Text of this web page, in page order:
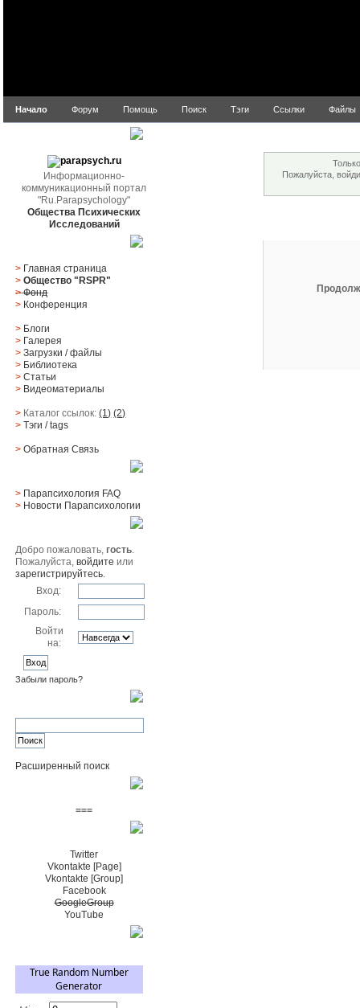
Начало Форум Помощь Поиск Тэги Ссылки Файлы
Информационно-
коммуникационный портал
"Ru.Parapsychology"
Общества Психических
Исследований
> Главная страница
> Общество "RSPR"
> Фонд
> Конференция
> Блоги
> Галерея
> Загрузки/файлы
> Библиотека
> Статьи
> Видеоматериалы
> Каталог ссылок:(1) (2)
> Тэги/ tags
> Обратная Cвязь
> Парапсихология FAQ
> Новости Парапсихологии
Добро пожаловать,гость.
Пожалуйста,войдите или
зарегистрируйтесь.
Вход:
Пароль:
Войти
на:
Забыли пароль?
Расширенный поиск
===
Twitter
Vkontakte [Page]
Vkontakte [Group]
Facebook
GoogleGroup
YouTube
Пожалуйста,